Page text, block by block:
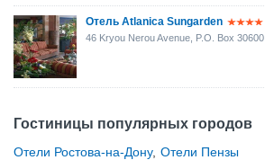
Отель Atlanica Sungarden
46 Kryou Nerou Avenue, P.O. Box 30600
Гостиницы популярных городов
Отели Ростова-на-Дону, Отели Пензы